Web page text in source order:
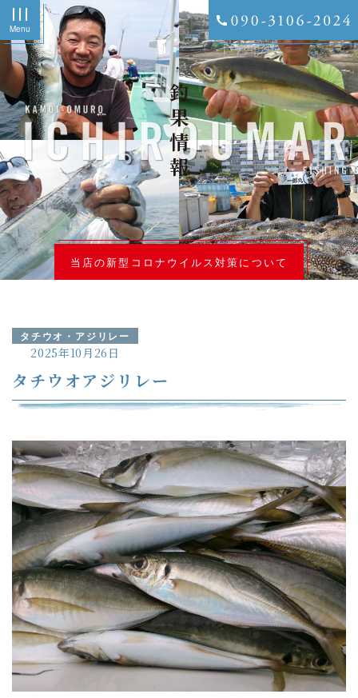
Menu
釣果情報
当店の新型コロナウイルス対策について
タチウオ・アジリレー
2025年10月26日
タチウオアジリレー